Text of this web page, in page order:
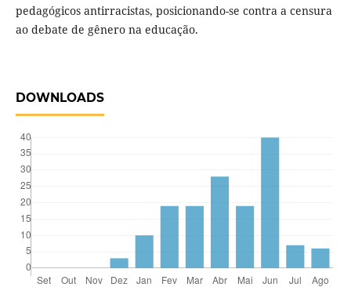
pedagógicos antirracistas, posicionando-se contra a censura
ao debate de gênero na educação.
DOWNLOADS